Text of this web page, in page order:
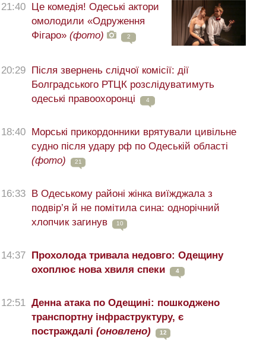
21:40 Це комедія! Одеські актори
омолодили «Одруження
Фігаро» (фото) 2
20:29 Після звернень слідчої комісії: дії
Болградського РТЦК розслідуватимуть
одеські правоохоронці
4
18:40 Морські прикордонники врятували цивільне
судно після удару рф по Одеській області
(фото)
21
16:33 В Одеському районі жінка виїжджала з
подвір’я й не помітила сина: однорічний
хлопчик загинув
10
14:37 Прохолода тривала недовго: Одещину
охоплює нова хвиля спеки
4
12:51 Денна атака по Одещині: пошкоджено
транспортну інфраструктуру, є
постраждалі (оновлено) 12